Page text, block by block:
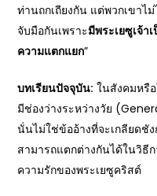
ท่านถกเถียงกัน แต่พวกเขาไ
จับมือกันเพราะมีพระเยซูเจ้า
ความแตกแยก”
บทเรียนปัจจุบัน: ในสังคมหรื
มีช่องว่างระหว่างวัย
นั่นไม่ใช่ข้ออ้างที่จะเกลียดชัง
สามารถแตกต่างกันได้ในวิธี
ความรักของพระเยซูคริสต์